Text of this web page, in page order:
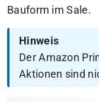
Bauform im Sale.
Hinweis
Der Amazon
Aktionen sind